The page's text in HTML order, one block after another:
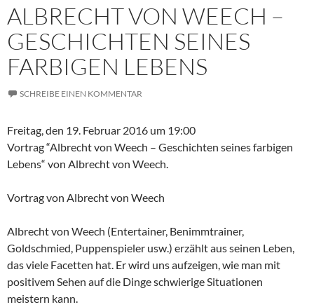
ALBRECHT VON WEECH –
GESCHICHTEN SEINES
FARBIGEN LEBENS
SCHREIBE EINEN KOMMENTAR
Freitag, den 19. Februar 2016 um 19:00
Vortrag “Albrecht von Weech – Geschichten seines farbigen
Lebens“ von Albrecht von Weech.
Vortrag von Albrecht von Weech
Albrecht von Weech (Entertainer, Benimmtrainer,
Goldschmied, Puppenspieler usw.) erzählt aus seinen Leben,
das viele Facetten hat. Er wird uns aufzeigen, wie man mit
positivem Sehen auf die Dinge schwierige Situationen
meistern kann.